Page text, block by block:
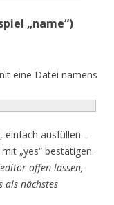
„name“)
eine Datei namens
einfach ausfüllen –
„yes“ bestätigen.
offen lassen,
als nächstes